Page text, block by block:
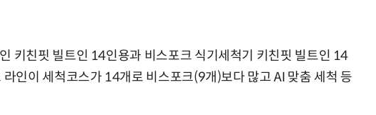
키친핏 빌트인 14인용과 비스포크 식기세척기 키친핏 빌트인 14
인이 세척코스가 14개로 비스포크(9개)보다 많고 AI 맞춤 세척 등